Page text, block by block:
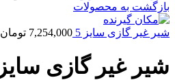
بازگشت به محصولات
شیر غیر گازی سایز 5 7,254,000 تومان
شیر غیر گازی سایز 2.5